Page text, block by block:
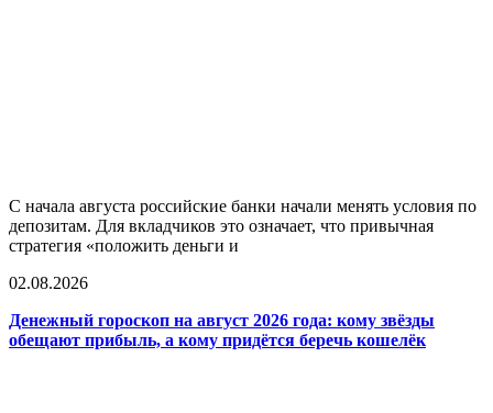
С начала августа российские банки начали менять условия по
депозитам. Для вкладчиков это означает, что привычная
стратегия «положить деньги и
02.08.2026
Денежный гороскоп на август 2026 года: кому звёзды
обещают прибыль, а кому придётся беречь кошелёк